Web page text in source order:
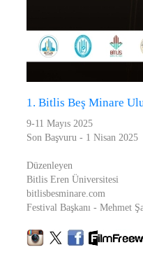
1. Bitlis Beş Minare
9-11 Mayıs 2025
Son Başvuru - 1 Nisan 2025
Düzenleyen
Bitlis Eren Üniversitesi
bitlisbesminare.com
Festival Başkanı - Mehmet